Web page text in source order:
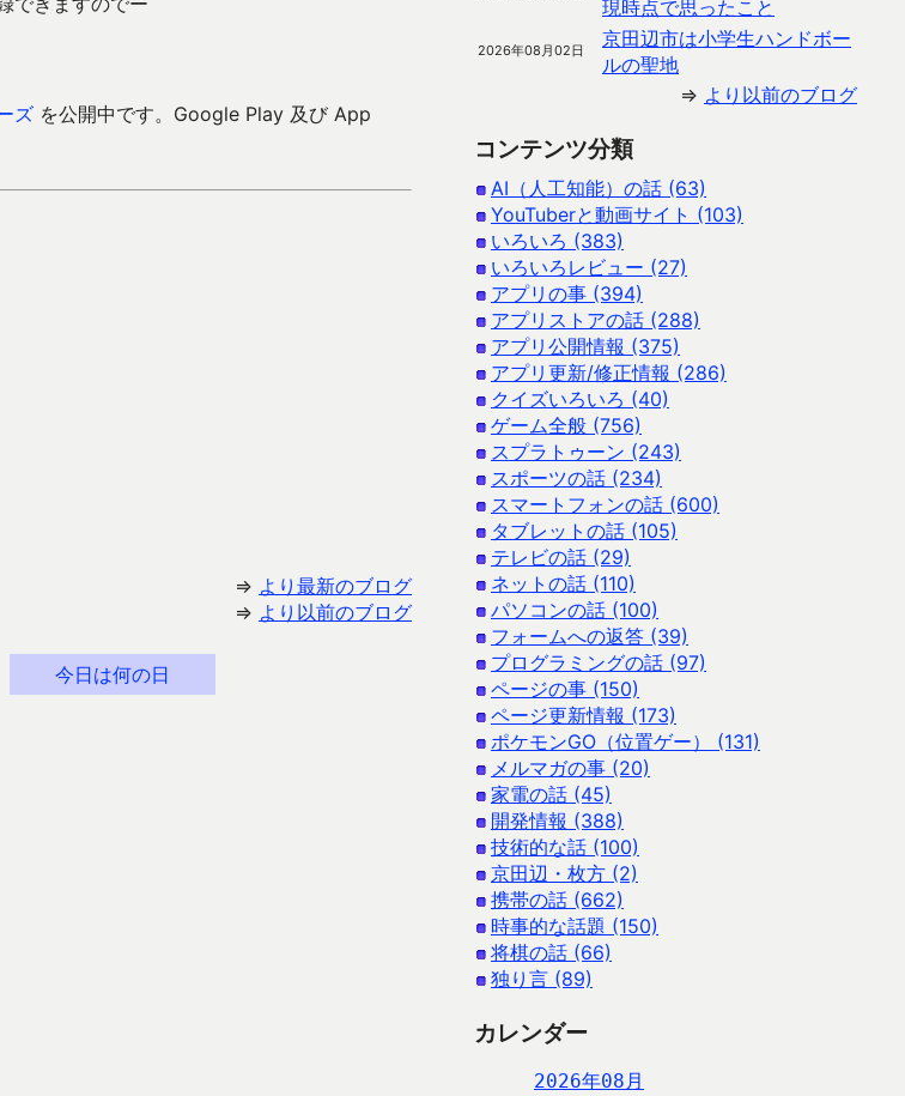
ズ を公開中です。Google Play 及び App
⇒ より最新のブログ
⇒ より以前のブログ
今日は何の日
現時点で思ったこと
2026年08月02日
京田辺市は小学生ハンドボー
ルの聖地
⇒ より以前のブログ
コンテンツ分類
AI（人工知能）の話 (63)
YouTuberと動画サイト (103)
いろいろ (383)
いろいろレビュー (27)
アプリの事 (394)
アプリストアの話 (288)
アプリ公開情報 (375)
アプリ更新/修正情報 (286)
クイズいろいろ (40)
ゲーム全般 (756)
スプラトゥーン (243)
スポーツの話 (234)
スマートフォンの話 (600)
タブレットの話 (105)
テレビの話 (29)
ネットの話 (110)
パソコンの話 (100)
フォームへの返答 (39)
プログラミングの話 (97)
ページの事 (150)
ページ更新情報 (173)
ポケモンGO（位置ゲー） (131)
メルマガの事 (20)
家電の話 (45)
開発情報 (388)
技術的な話 (100)
京田辺・枚方 (2)
携帯の話 (662)
時事的な話題 (150)
将棋の話 (66)
独り言 (89)
カレンダー
2026年08月